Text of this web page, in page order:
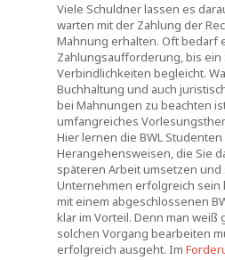
Viele Schuldner lassen es
warten mit der Zahlung der
Mahnung erhalten. Oft bedarf
Zahlungsaufforderung, bis ein
Verbindlichkeiten begleicht.
Buchhaltung und auch
bei Mahnungen zu beachten
umfangreiches
Hier lernen die BWL
Herangehensweisen, die Sie
späteren Arbeit umsetzen und
Unternehmen erfolgreich sein
mit einem abgeschlossenen
klar im Vorteil. Denn man weiß
solchen Vorgang bearbeiten
erfolgreich ausgeht. Im